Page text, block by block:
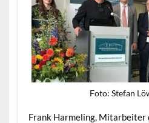
Foto: Ste­fan
Frank Harmel­ing, Mitar­beit­er